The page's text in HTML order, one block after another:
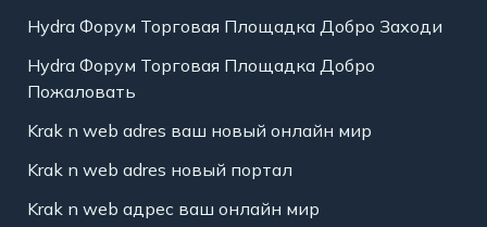
Hydra Форум Торговая Площадка Добро Заходи
Hydra Форум Торговая Площадка Добро
Пожаловать
Krak n web adres ваш новый онлайн мир
Krak n web adres новый портал
Krak n web адрес ваш онлайн мир